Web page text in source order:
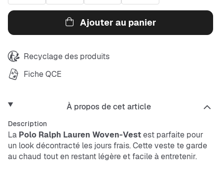
Ajouter au panier
Recyclage des produits
Fiche QCE
À propos de cet article
Description
La Polo Ralph Lauren Woven-Vestest parfaite pour
un look décontracté les jours frais. Cette veste te garde
au chaud tout en restant légère et facile à entretenir.